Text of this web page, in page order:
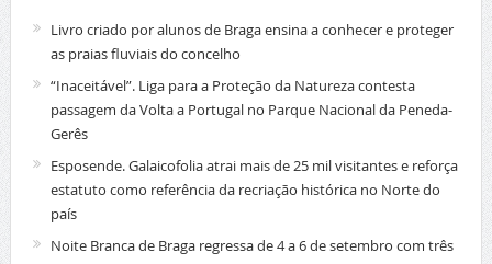
Livro criado por alunos de Braga ensina a conhecer e proteger
as praias fluviais do concelho
“Inaceitável”. Liga para a Proteção da Natureza contesta
passagem da Volta a Portugal no Parque Nacional da Peneda-
Gerês
Esposende. Galaicofolia atrai mais de 25 mil visitantes e reforça
estatuto como referência da recriação histórica no Norte do
país
Noite Branca de Braga regressa de 4 a 6 de setembro com três